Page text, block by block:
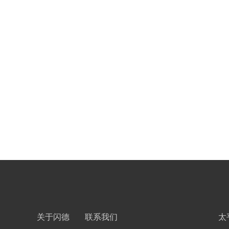
关于闪德 联系我们 太